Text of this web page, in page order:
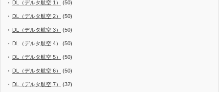
DL（デルタ航空 1） (50)
DL（デルタ航空 2） (50)
DL（デルタ航空 3） (50)
DL（デルタ航空 4） (50)
DL（デルタ航空 5） (50)
DL（デルタ航空 6） (50)
DL（デルタ航空 7） (32)